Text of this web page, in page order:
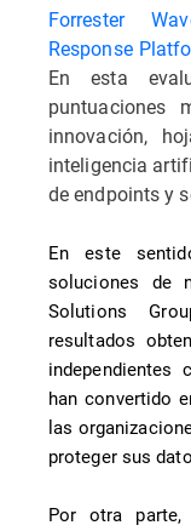
Forrester
Response
En esta
puntuaciones
innovación,
inteligencia
de endpoints y
En este
soluciones de
Solutions
resultados
independientes
han convertido
las
proteger sus
Por otra